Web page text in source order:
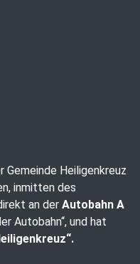
Heiligenkreuz
inmitten des
an der Autobahn A
Autobahn“, und hat